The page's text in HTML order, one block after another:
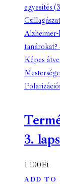
egyesítés
Képes
3.
1 100Ft
ADD TO